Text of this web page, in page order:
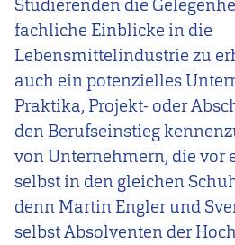
Studierenden die
fachliche Einblicke in die
Lebensmittelindustrie zu
auch ein potenzielles
Praktika, Projekt- oder
den Berufseinstieg
von Unternehmern, die vor
selbst in den gleichen
denn Martin Engler und
selbst Absolventen der